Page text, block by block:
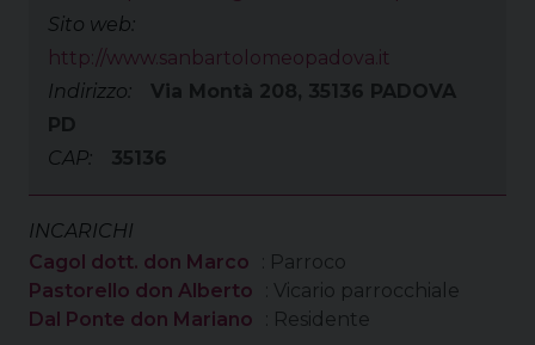
Sito web:
http://www.sanbartolomeopadova.it
Indirizzo:
Via Montà 208, 35136 PADOVA
PD
CAP:
35136
INCARICHI
Cagol dott. don Marco
: Parroco
Pastorello don Alberto
: Vicario parrocchiale
Dal Ponte don Mariano
: Residente